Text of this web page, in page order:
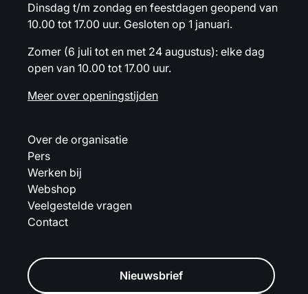
Dinsdag t/m zondag en feestdagen geopend van
10.00 tot 17.00 uur. Gesloten op 1 januari.
Zomer (6 juli tot en met 24 augustus): elke dag
open van 10.00 tot 17.00 uur.
Meer over openingstijden
Over de organisatie
Pers
Werken bij
Webshop
Veelgestelde vragen
Contact
Nieuwsbrief